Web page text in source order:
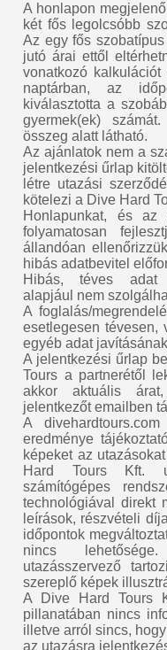
A honlapon
két fős legolcsóbb
Az egy fős
jutó árai ettől
vonatkozó
naptárban, az
kiválasztotta a
gyermek(ek)
összeg alatt látható.
Az ajánlatok nem a
jelentkezési űrlap
létre utazási
kötelezi a Dive Hard
Honlapunkat, és az
folyamatosan
állandóan
hibás adatbevitel
Hibás, téves adat
alapjául nem
A foglalás/
esetlegesen tévesen,
egyéb adat
A jelentkezési űrlap
Tours a partnerétől
akkor aktuális
jelentkezőt emailben
A
eredménye
képeket az
Hard Tours Kft.
számítógépes
technológiával direkt
leírások, részvételi
időpontok
nincs
utazásszervező
szereplő képek
A Dive Hard Tours
pillanatában nincs
illetve arról sincs,
az utazásra